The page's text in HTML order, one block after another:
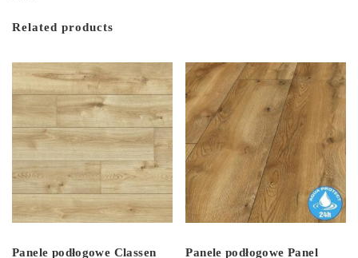
Related products
Panele podłogowe Classen Panele podłogowe Panel